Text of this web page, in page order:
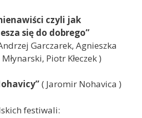
czyli jak
się do dobrego”
Garczarek, Agnieszka
Piotr Kłeczek )
( Jaromir Nohavica )
festiwali: